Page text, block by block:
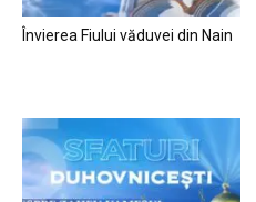
Învierea Fiului văduvei din Nain